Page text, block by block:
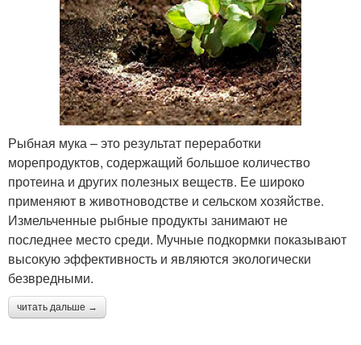
Рыбная мука – это результат переработки
морепродуктов, содержащий большое количество
протеина и других полезных веществ. Ее широко
применяют в животноводстве и сельском хозяйстве.
Измельченные рыбные продукты занимают не
последнее место среди. Мучные подкормки показывают
высокую эффективность и являются экологически
безвредными.
читать дальше →